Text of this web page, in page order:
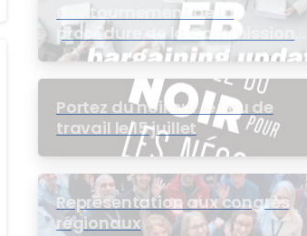
Contournement de la
procédure de la Commission
de l’intérêt public (CIP) pour le
groupe EB
Portez du noir sur le lieu de
travail le 15 juillet
Représentation aux congrès
régionaux